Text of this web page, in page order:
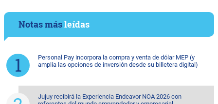
Notas másleídas
Personal Pay incorpora la compra y venta de dólar MEP (y
amplía las opciones de inversión desde su billetera digital)
Jujuy recibirá la Experiencia Endeavor NOA 2026 con